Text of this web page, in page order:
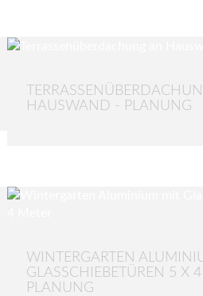
HAUSWAND - PLANUNG
WINTERGARTEN
GLASSCHIEBETÜREN 5 X
PLANUNG